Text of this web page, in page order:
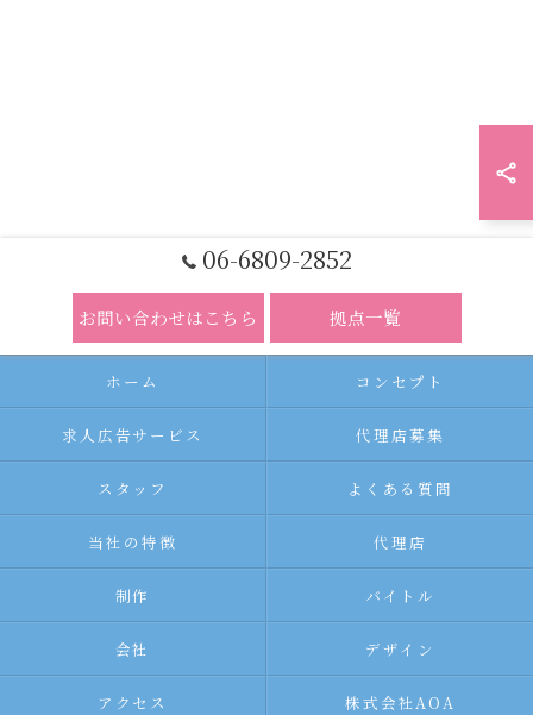
06-6809-2852
お問い合わせはこちら 拠点一覧
ホーム コンセプト
求人広告サービス 代理店募集
スタッフ よくある質問
当社の特徴 代理店
制作 バイトル
会社 デザイン
アクセス 株式会社AOA